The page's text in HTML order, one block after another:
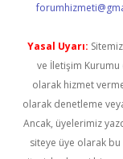
Yasal Uyarı:
ve İletişim Kurumu
olarak hizmet
olarak denetleme
Ancak, üyelerimiz
siteye üye olarak